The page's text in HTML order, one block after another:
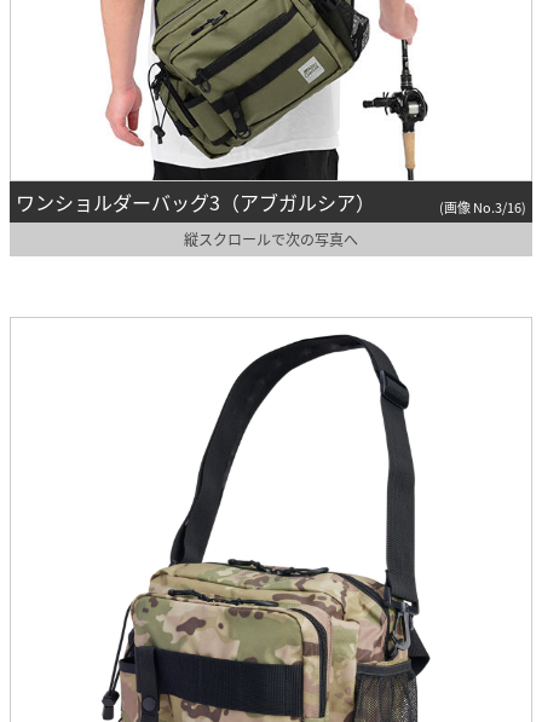
ワンショルダーバッグ3（アブガルシア） (画像 No.3/16)
縦スクロールで次の写真へ